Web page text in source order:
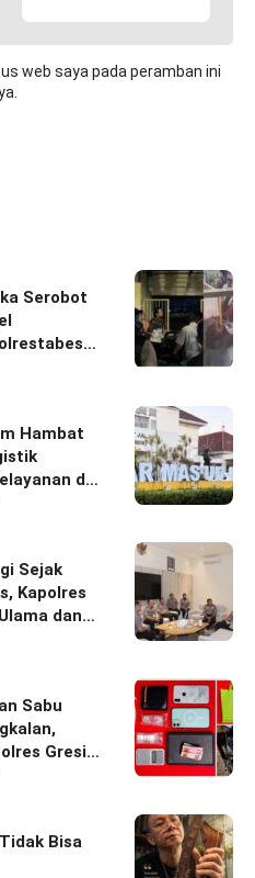
web saya pada peramban ini
Serobot
Hambat
di
Sejak
Kapolres
dan
Sabu
Gresik
Bisa